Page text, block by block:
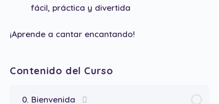
fácil, práctica y divertida
¡Aprende a cantar encantando!
Contenido del Curso
0. Bienvenida